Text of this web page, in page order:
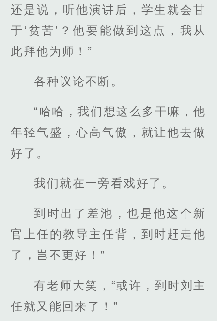
还是说，听他演讲后，学生就会甘
于‘贫苦’？他要能做到这点，我从
此拜他为师！”
各种议论不断。
“哈哈，我们想这么多干嘛，他
年轻气盛，心高气傲，就让他去做
好了。
我们就在一旁看戏好了。
到时出了差池，也是他这个新
官上任的教导主任背，到时赶走他
了，岂不更好！”
有老师大笑，“或许，到时刘主
任就又能回来了！”